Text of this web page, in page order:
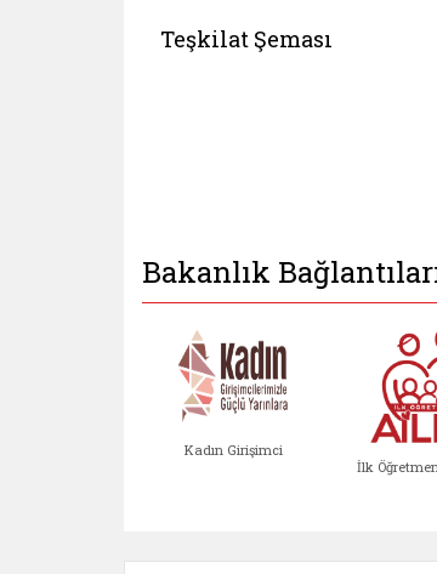
Teşkilat Şeması
Bakanlık
Kadın Girişimci
İlk